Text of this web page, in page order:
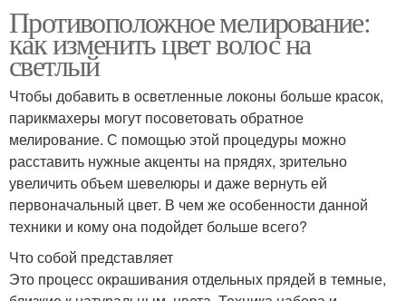
Противоположное мелирование:
как изменить цвет волос на
светлый
Чтобы добавить в осветленные локоны больше красок,
парикмахеры могут посоветовать обратное
мелирование. С помощью этой процедуры можно
расставить нужные акценты на прядях, зрительно
увеличить объем шевелюры и даже вернуть ей
первоначальный цвет. В чем же особенности данной
техники и кому она подойдет больше всего?
Что собой представляет
Это процесс окрашивания отдельных прядей в темные,